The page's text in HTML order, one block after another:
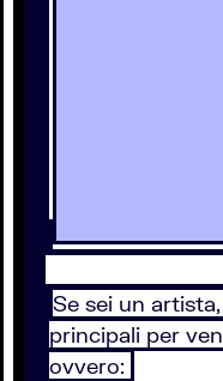
Se sei un
principali per
ovvero: